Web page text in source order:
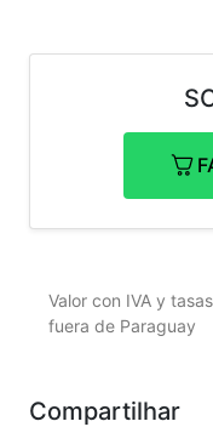
Valor con IVA y
fuera de Paraguay
Compartilhar